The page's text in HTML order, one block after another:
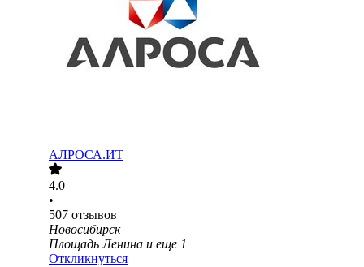
АЛРОСА.ИТ
4.0
•
507 отзывов
Новосибирск
Площадь Ленина и еще 1
Откликнуться